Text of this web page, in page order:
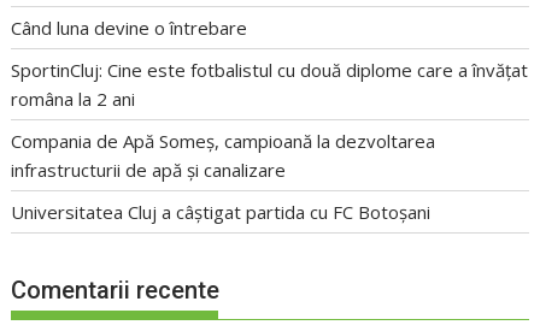
Când luna devine o întrebare
SportinCluj: Cine este fotbalistul cu două diplome care a învățat
româna la 2 ani
Compania de Apă Someș, campioană la dezvoltarea
infrastructurii de apă și canalizare
Universitatea Cluj a câștigat partida cu FC Botoșani
Comentarii recente